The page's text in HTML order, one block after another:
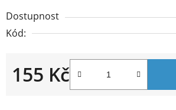
Dostupnost
Kód:
155 Kč